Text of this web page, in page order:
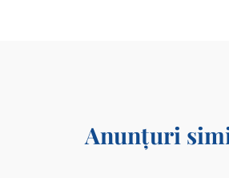
Anunțuri